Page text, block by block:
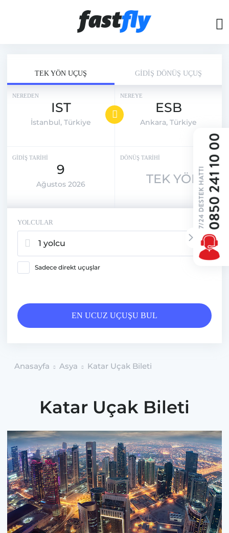
TEK YÖN UÇUŞ GİDİŞ DÖNÜŞ UÇUŞ
NEREDEN
IST
İstanbul, Türkiye
NEREYE
ESB
Ankara, Türkiye
GİDİŞ TARİHİ
9
Ağustos 2026
DÖNÜŞ TARİHİ
TEK YÖN
YOLCULAR
1 yolcu
Sadece direkt uçuşlar
EN UCUZ UÇUŞU BUL
Anasayfa Asya Katar Uçak Bileti
Katar Uçak Bileti